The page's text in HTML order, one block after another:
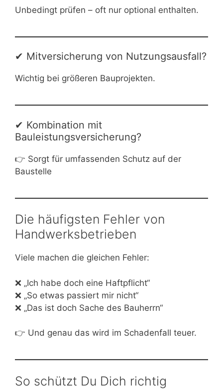
Unbedingt prüfen – oft nur optional enthalten.
✔ Mitversicherung von Nutzungsausfall?
Wichtig bei größeren Bauprojekten.
✔ Kombination mit
Bauleistungsversicherung?
👉 Sorgt für umfassenden Schutz auf der
Baustelle
Die häufigsten Fehler von
Handwerksbetrieben
Viele machen die gleichen Fehler:
❌ „Ich habe doch eine Haftpflicht“
❌ „So etwas passiert mir nicht“
❌ „Das ist doch Sache des Bauherrn“
👉 Und genau das wird im Schadenfall teuer.
So schützt Du Dich richtig